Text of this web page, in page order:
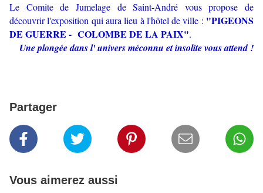
Le Comite de Jumelage de Saint-André vous propose de
découvrir l'exposition qui aura lieu à l'hôtel de ville : "PIGEONS
DE GUERRE - COLOMBE DE LA PAIX".
Une plongée dans l' univers méconnu et insolite vous attend !
Partager
Vous aimerez aussi